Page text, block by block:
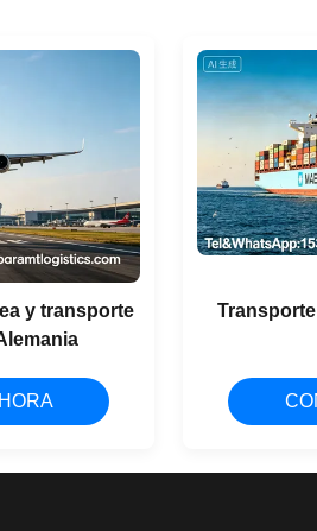
y transporte